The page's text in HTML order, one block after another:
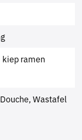
ramen
Wastafel